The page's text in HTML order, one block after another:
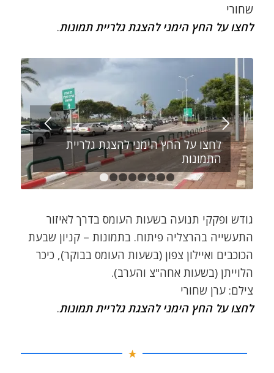
שחורי
לחצו על החץ הימני להצגת גלריית תמונות.
1 2 3 4 5 6 7 8
לחצו על החץ הימני להצגת גלריית
התמונות
גודש ופקקי תנועה בשעות העומס בדרך לאיזור
התעשייה בהרצליה פיתוח. בתמונות – קניון שבעת
הכוכבים ואיילון צפון (בשעות העומס בבוקר), כיכר
הלוייתן (בשעות אחה"צ והערב).
צילם: ערן שחורי
לחצו על החץ הימני להצגת גלריית תמונות.